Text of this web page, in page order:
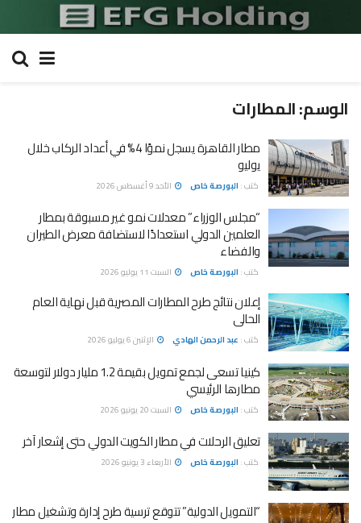
الوسم:المطارات
مطار القاهرة يسجل نموًا 4% في أعداد الركاب خلال
يوليو
كتب : البورصة خاص الأحد 9 أغسطس 2026
“مجلس الوزراء” معدلات نمو غير مسبوقة بمطار
العلمين الدولي استعدادًا لاستضافة معرض الطيران
والفضاء
كتب : البورصة خاص السبت 11 يوليو 2026
إعلان نتائج طرح المطارات المصرية قبل نهاية العام
الحالى
كتب : عبد الرحمن الهادي الإثنين 6 يوليو 2026
كينيا تسعى لجمع تمويل بقيمة 1.2 مليار دولار لتوسعة
مطارها الرئيسي
كتب : البورصة خاص السبت 20 يونيو 2026
تعليق الرحلات في مطار الكويت الدولي حتى إشعار آخر
كتب : البورصة خاص الأربعاء 3 يونيو 2026
“التمويل الدولية” تتوقع ترسية طرح إدارة وتشغيل مطار